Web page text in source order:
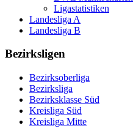
Ligastatistiken
Landesliga A
Landesliga B
Bezirksligen
Bezirksoberliga
Bezirksliga
Bezirksklasse Süd
Kreisliga Süd
Kreisliga Mitte